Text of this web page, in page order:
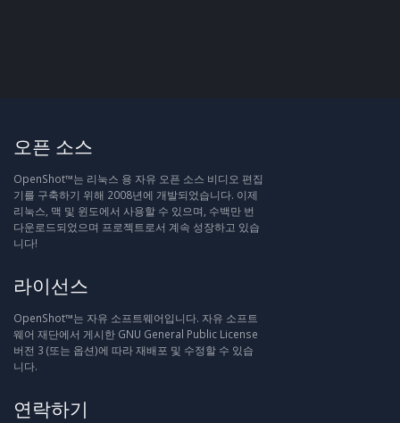
오픈 소스
OpenShot™는 리눅스 용 자유 오픈 소스 비디오 편집
기를 구축하기 위해 2008년에 개발되었습니다. 이제
리눅스, 맥 및 윈도에서 사용할 수 있으며, 수백만 번
다운로드되었으며 프로젝트로서 계속 성장하고 있습
니다!
라이선스
OpenShot™는 자유 소프트웨어입니다. 자유 소프트
웨어 재단에서 게시한 GNU General Public License
버전 3 (또는 옵션)에 따라 재배포 및 수정할 수 있습
니다.
연락하기